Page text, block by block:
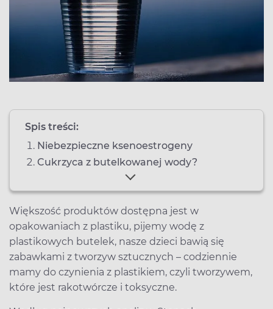
Spis treści:
Niebezpieczne ksenoestrogeny
Cukrzyca z butelkowanej wody?
Większość produktów dostępna jest w
opakowaniach z plastiku, pijemy wodę z
plastikowych butelek, nasze dzieci bawią się
zabawkami z tworzyw sztucznych – codziennie
mamy do czynienia z plastikiem, czyli tworzywem,
które jest rakotwórcze i toksyczne.